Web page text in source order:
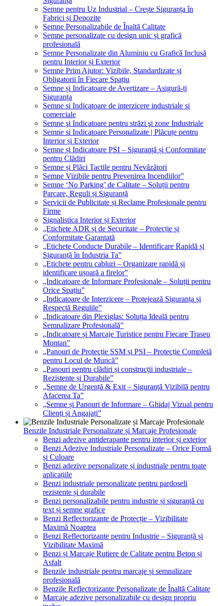
Semne pentru Uz Industrial – Crește Siguranța în
Fabrici și Depozite
Semne Personalizabile de Înaltă Calitate
Semne personalizate cu design unic și grafică
profesională
Semne Personalizate din Aluminiu cu Grafică Inclusă
pentru Interior și Exterior
Semne Prim Ajutor: Vizibile, Standardizate și
Obligatorii în Fiecare Spațiu
Semne și Indicatoare de Avertizare – Asigură-ți
Siguranța
Semne si Indicatoare de interzicere industriale si
comerciale
Semne şi Indicatoare pentru străzi şi zone Industriale
Semne si Indicatoare Personalizate | Plăcuțe pentru
Interior și Exterior
Semne și Indicatoare PSI – Siguranță și Conformitate
pentru Clădiri
Semne și Plăci Tactile pentru Nevăzători
Semne Vizibile pentru Prevenirea Incendiilor”
Semne ‘No Parking’ de Calitate – Soluții pentru
Parcare, Reguli și Siguranță
Servicii de Publicitate și Reclame Profesionale pentru
Firme
Signalistica Interior și Exterior
„Etichete ADR și de Securitate – Protecție și
Conformitate Garantată
„Etichete Conducte Durabile – Identificare Rapidă și
Siguranță în Industria Ta”
„Etichete pentru cabluri – Organizare rapidă și
identificare ușoară a firelor”
„Indicatoare de Informare Profesionale – Soluții pentru
Orice Spațiu”
„Indicatoare de Interzicere – Protejează Siguranța și
Respectă Regulile”
„Indicatoare din Plexiglas: Soluția Ideală pentru
Semnalizare Profesională”
„Indicatoare și Marcaje Turistice pentru Fiecare Traseu
Montan”
„Panouri de Protecție SSM și PSI – Protecție Completă
pentru Locul de Muncă”
„Panouri pentru clădiri și construcții industriale –
Rezistente și Durabile”
„Semne de Urgență & Exit – Siguranță Vizibilă pentru
Afacerea Ta”
„Semne și Panouri de Informare – Ghidaj Vizual pentru
Clienți și Angajați”
Benzile Industriale Personalizate și Marcaje Profesionale
Benzi adezive antiderapante pentru interior și exterior
Benzi Adezive Industriale Personalizate – Orice Formă
și Culoare
Benzi adezive personalizate și industriale pentru toate
aplicațiile
Benzi industriale personalizate pentru pardoseli
rezistente și durabile
Benzi personalizabile pentru industrie și siguranță cu
text și semne grafice
Benzi Reflectorizante de Protecție – Vizibilitate
Maximă Noaptea
Benzi Reflectorizante pentru Industrie – Siguranță și
Vizibilitate Maximă
Benzi și Marcaje Rutiere de Calitate pentru Beton și
Asfalt
Benzile industriale pentru marcaje și semnalizare
profesională
Benzile Reflectorizante Personalizate de Înaltă Calitate
Marcaje adezive personalizabile cu design propriu